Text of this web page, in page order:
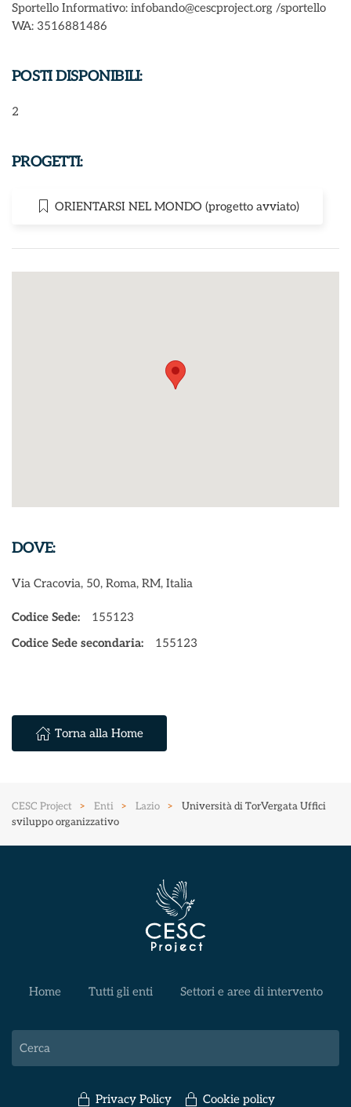
Sportello Informativo: infobando@cescproject.org /sportello
WA: 3516881486
POSTI DISPONIBILI:
2
PROGETTI:
ORIENTARSI NEL MONDO (progetto avviato)
DOVE:
Via Cracovia, 50, Roma, RM, Italia
Codice Sede:
155123
Codice Sede secondaria:
155123
Torna alla Home
CESC Project Enti Lazio
Università di TorVergata Uffici
sviluppo organizzativo
Home Tutti gli enti Settori e aree di intervento
Privacy Policy Cookie policy